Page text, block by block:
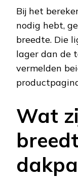
Bij het
nodig hebt,
breedte. Die
lager dan de
vermelden
Wat